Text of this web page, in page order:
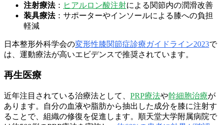
注射療法： ヒアルロン酸注射による関節内の潤滑改善
装具療法：サポーターやインソールによる膝への負担
軽減
日本整形外科学会の変形性膝関節症診療ガイドライン2023で
は、運動療法が高いエビデンスで推奨されています。
再生医療
近年注目されている治療法として、 PRP療法や幹細胞治療が
あります。自分の血液や脂肪から抽出した成分を膝に注射す
ることで、組織の修復を促進します。順天堂大学附属病院で